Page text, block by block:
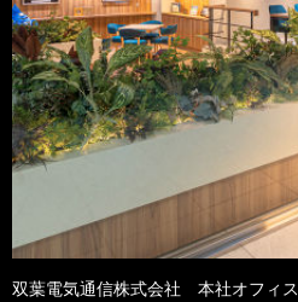
双葉電気通信株式会社 本社オフィス